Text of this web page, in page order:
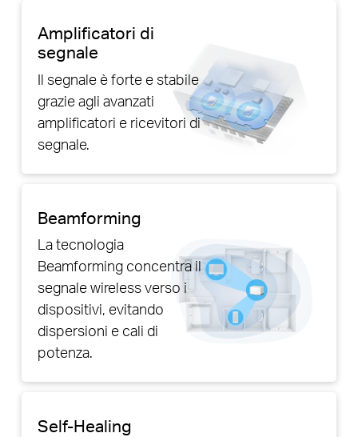
Amplificatori di
segnale
Il segnale è forte e stabile
grazie agli avanzati
amplificatori e ricevitori di
segnale.
Beamforming
La tecnologia
Beamforming concentra il
segnale wireless verso i
dispositivi, evitando
dispersioni e cali di
potenza.
Self-Healing